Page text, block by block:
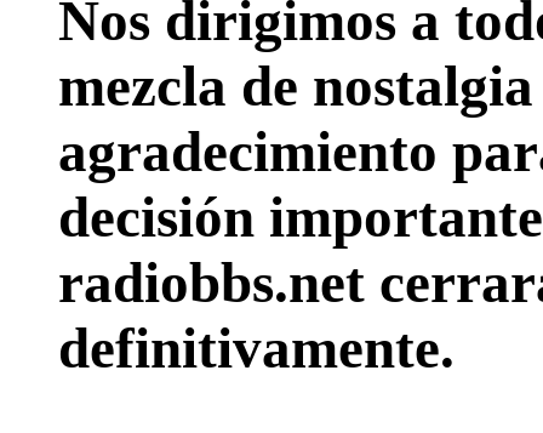
Nos dirigimos a
mezcla de
agradecimiento
decisión
radiobbs.net
definitivamente.